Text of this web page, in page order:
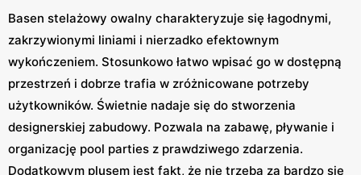
Basen stelażowy owalny charakteryzuje się łagodnymi,
zakrzywionymi liniami i nierzadko efektownym
wykończeniem. Stosunkowo łatwo wpisać go w dostępną
przestrzeń i dobrze trafia w zróżnicowane potrzeby
użytkowników. Świetnie nadaje się do stworzenia
designerskiej zabudowy. Pozwala na zabawę, pływanie i
organizację pool parties z prawdziwego zdarzenia.
Dodatkowym plusem jest fakt, że nie trzeba za bardzo się